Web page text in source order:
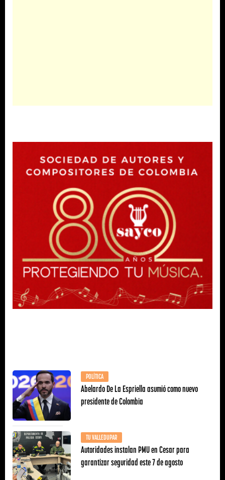
POLÍTICA
Abelardo De La Espriella asumió como nuevo
presidente de Colombia
TU VALLEDUPAR
Autoridades instalan PMU en Cesar para
garantizar seguridad este 7 de agosto